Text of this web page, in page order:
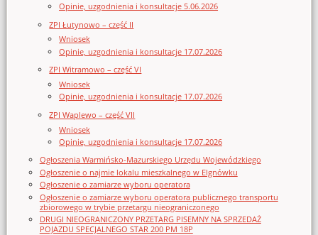
Opinie, uzgodnienia i konsultacje 5.06.2026
ZPI Łutynowo – część II
Wniosek
Opinie, uzgodnienia i konsultacje 17.07.2026
ZPI Witramowo – część VI
Wniosek
Opinie, uzgodnienia i konsultacje 17.07.2026
ZPI Waplewo – część VII
Wniosek
Opinie, uzgodnienia i konsultacje 17.07.2026
Ogłoszenia Warmińsko-Mazurskiego Urzędu Wojewódzkiego
Ogłoszenie o najmie lokalu mieszkalnego w Elgnówku
Ogłoszenie o zamiarze wyboru operatora
Ogłoszenie o zamiarze wyboru operatora publicznego transportu
zbiorowego w trybie przetargu nieograniczonego
DRUGI NIEOGRANICZONY PRZETARG PISEMNY NA SPRZEDAŻ
POJAZDU SPECJALNEGO STAR 200 PM 18P